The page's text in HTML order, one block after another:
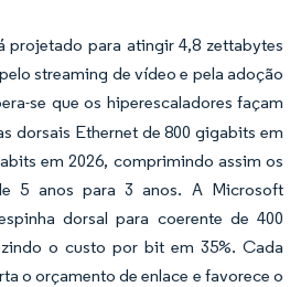
projetado para atingir 4,8 zettabytes
streaming de vídeo e pela adoção
se que os hiperescaladores façam
dorsais Ethernet de 800 gigabits em
em 2026, comprimindo assim os
5 anos para 3 anos. A Microsoft
dorsal para coerente de 400
o custo por bit em 35%. Cada
o orçamento de enlace e favorece o